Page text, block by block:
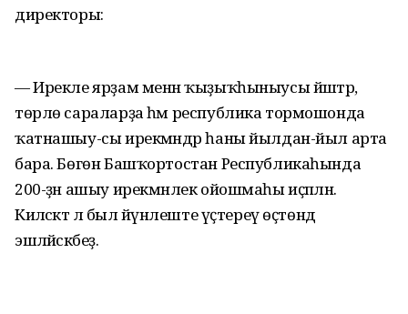
директоры:
— Ирекле ярҙам менән ҡыҙыҡһыныусы йәштәр,
төрлө сараларҙа һәм республика тормошонда
ҡатнашыу-сы ирекмәндәр һаны йылдан-йыл арта
бара. Бөгөн Башҡортостан Республикаһында
200-ҙән ашыу ирекмәнлек ойошмаһы иҫәпләнә.
Киләсәктә лә был йүнәлеште үҫтереү өҫтөндә
эшләйәсәкбеҙ.